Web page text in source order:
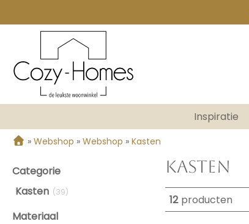
Inspiratie
» Webshop » Webshop » Kasten
Categorie
Kasten (39)
Materiaal
Kasten
12 producten